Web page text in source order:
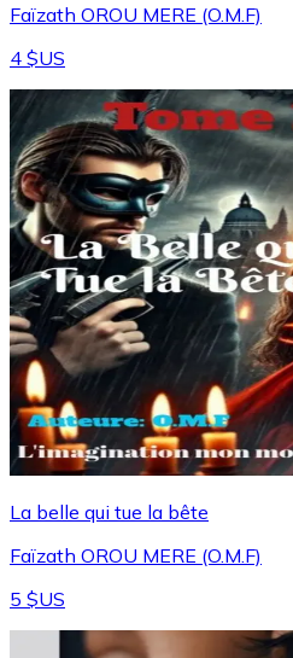
Faïzath OROU MERE (O.M.F)
4 $US
La belle qui tue la bête
Faïzath OROU MERE (O.M.F)
5 $US